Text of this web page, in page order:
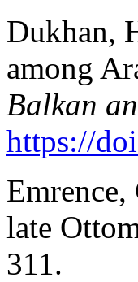
Dukhan,
among
Balkan
https://
late
311.